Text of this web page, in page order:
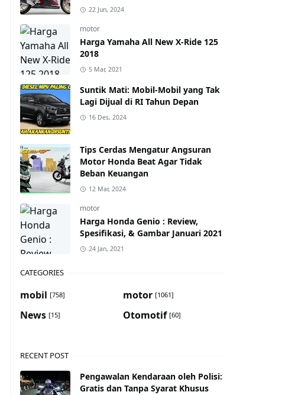
22 Jun, 2024
motor
Harga Yamaha All New X-Ride 125
2018
5 Mar, 2021
Suntik Mati: Mobil-Mobil yang Tak
Lagi Dijual di RI Tahun Depan
16 Des, 2024
Tips Cerdas Mengatur Angsuran
Motor Honda Beat Agar Tidak
Beban Keuangan
12 Mar, 2024
motor
Harga Honda Genio : Review,
Spesifikasi, & Gambar Januari 2021
24 Jan, 2021
CATEGORIES
mobil [758] motor [1061]
News [15] Otomotif [60]
RECENT POST
Pengawalan Kendaraan oleh Polisi:
Gratis dan Tanpa Syarat Khusus